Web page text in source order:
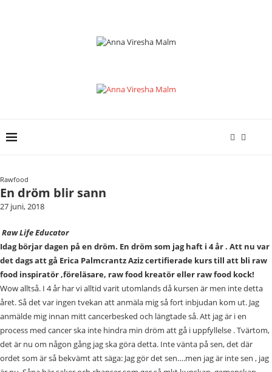
Rawfood
En dröm blir sann
27 juni, 2018
Raw Life Educator
Idag börjar dagen på en dröm. En dröm som jag haft i 4 år . Att nu var
det dags att gå Erica Palmcrantz Aziz certifierade kurs till att bli raw
food inspiratör ,föreläsare, raw food kreatör eller raw food kock!
Wow alltså. I 4 år har vi alltid varit utomlands då kursen är men inte detta
året. Så det var ingen tvekan att anmäla mig så fort inbjudan kom ut. Jag
anmälde mig innan mitt cancerbesked och längtade så. Att jag är i en
process med cancer ska inte hindra min dröm att gå i uppfyllelse . Tvärtom,
det är nu om någon gång jag ska göra detta. Inte vänta på sen, det där
ordet som är så bekvämt att säga: Jag gör det sen….men jag är inte sen , jag